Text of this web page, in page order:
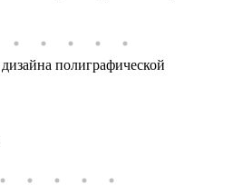
полиграфической